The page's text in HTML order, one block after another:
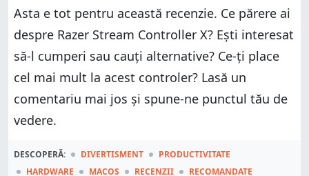
Asta e tot pentru această recenzie. Ce părere ai
despre Razer Stream Controller X? Ești interesat
să-l cumperi sau cauți alternative? Ce-ți place
cel mai mult la acest controler? Lasă un
comentariu mai jos și spune-ne punctul tău de
vedere.
DESCOPERĂ: DIVERTISMENT
PRODUCTIVITATE
HARDWARE
MACOS RECENZII
RECOMANDATE